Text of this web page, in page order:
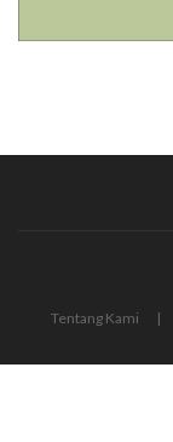
Tentang Kami